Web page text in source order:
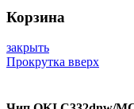
Корзина
закрыть
Прокрутка вверх